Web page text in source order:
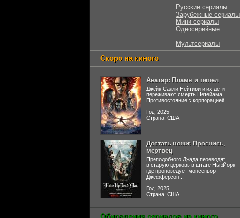
Русские сериалы
Зарубежные сериалы
Мини сериалы
Односерийные
Мультсериалы
Скоро на киного
Аватар: Пламя и пепел
Джейк Салли Нейтири и их дети
переживают смерть Нетейама
Противостояние с корпорацией...
Год: 2025
Страна: США
Достать ножи: Проснись,
мертвец
Преподобного Джада переводят
в старую церковь в штате НьюЙорк
где проповедует монсеньор
Джефферсон...
Год: 2025
Страна: США
Обновления сериалов на киного